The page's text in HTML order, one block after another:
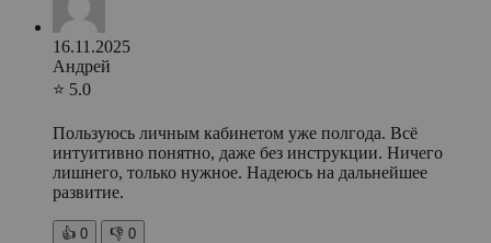
16.11.2025
Андрей
⭐ 5.0
Пользуюсь личным кабинетом уже полгода. Всё
интуитивно понятно, даже без инструкции. Ничего
лишнего, только нужное. Надеюсь на дальнейшее
развитие.
👍 0 👎 0